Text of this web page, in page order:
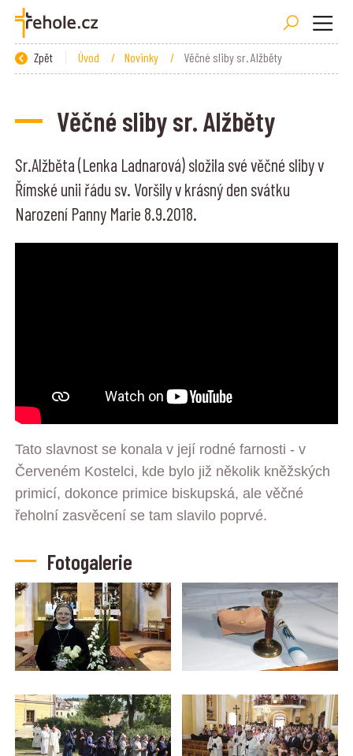
Zpět Úvod / Novinky / Věčné sliby sr. Alžběty
Věčné sliby sr. Alžběty
Sr.Alžběta (Lenka Ladnarová) složila své věčné sliby v
Římské unii řádu sv. Voršily v krásný den svátku
Narození Panny Marie 8.9.2018.
Tato slavnost se konala v její rodné farnosti - v
Červeném Kostelci, kde bylo již několik kněžských
primicí, dokonce primice biskupská, ale věčné
řeholní zasvěcení se tam slavilo poprvé.
Fotogalerie